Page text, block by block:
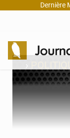
Dernière
›